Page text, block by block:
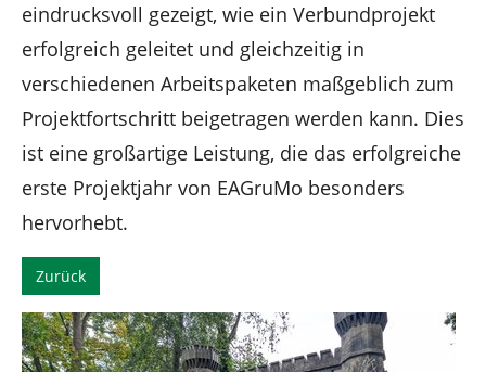
eindrucksvoll gezeigt, wie ein Verbundprojekt
erfolgreich geleitet und gleichzeitig in
verschiedenen Arbeitspaketen maßgeblich zum
Projektfortschritt beigetragen werden kann. Dies
ist eine großartige Leistung, die das erfolgreiche
erste Projektjahr von EAGruMo besonders
hervorhebt.
Zurück